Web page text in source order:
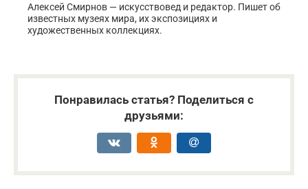
Алексей Смирнов — искусствовед и редактор. Пишет об
известных музеях мира, их экспозициях и
художественных коллекциях.
Понравилась статья? Поделиться с
друзьями: